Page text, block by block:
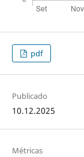
pdf
Publicado
10.12.2025
Métricas